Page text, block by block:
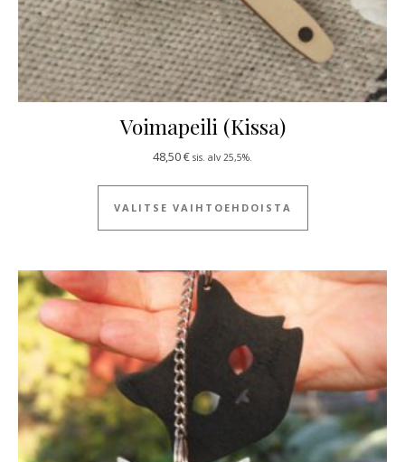
Voimapeili (Kissa)
48,50€ sis. alv 25,5%.
VALITSE VAIHTOEHDOISTA
Tällä tuotteella